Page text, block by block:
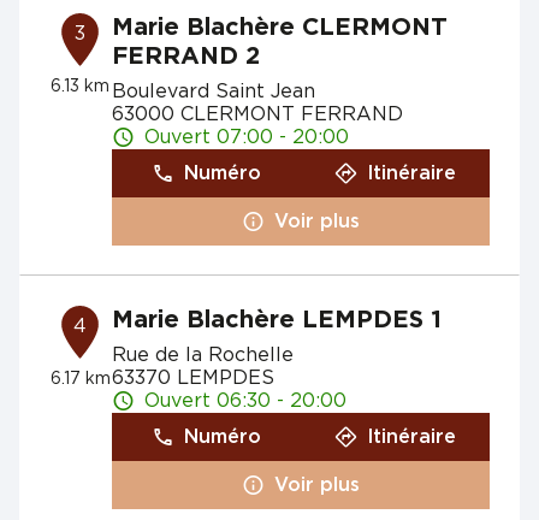
3
6.13 km
Marie Blachère CLERMONT
FERRAND 2
Boulevard Saint Jean
63000 CLERMONT FERRAND
Ouvert 07:00 - 20:00
Numéro
Itinéraire
Voir plus
4
6.17 km
Marie Blachère LEMPDES 1
Rue de la Rochelle
63370 LEMPDES
Ouvert 06:30 - 20:00
Numéro
Itinéraire
Voir plus